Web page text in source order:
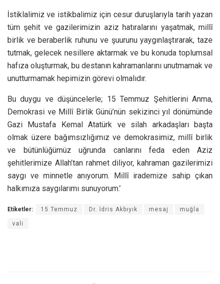
İstiklalimiz ve istikbalimiz için cesur duruşlarıyla tarih yazan
tüm şehit ve gazilerimizin aziz hatıralarını yaşatmak, millî
birlik ve beraberlik ruhunu ve şuurunu yaygınlaştırarak, taze
tutmak, gelecek nesillere aktarmak ve bu konuda toplumsal
hafıza oluşturmak, bu destanın kahramanlarını unutmamak ve
unutturmamak hepimizin görevi olmalıdır.
Bu duygu ve düşüncelerle; 15 Temmuz Şehitlerini Anma,
Demokrasi ve Millî Birlik Günü’nün sekizinci yıl dönümünde
Gazi Mustafa Kemal Atatürk ve silah arkadaşları başta
olmak üzere bağımsızlığımız ve demokrasimiz, millî birlik
ve bütünlüğümüz uğrunda canlarını feda eden Aziz
şehitlerimize Allah’tan rahmet diliyor, kahraman gazilerimizi
saygı ve minnetle anıyorum. Millî irademize sahip çıkan
halkımıza saygılarımı sunuyorum.’
Etiketler: 15 Temmuz Dr. İdris Akbıyık mesaj muğla
vali